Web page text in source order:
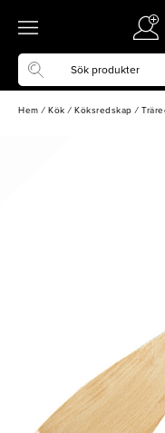
Hem / Kök / Köksredskap /